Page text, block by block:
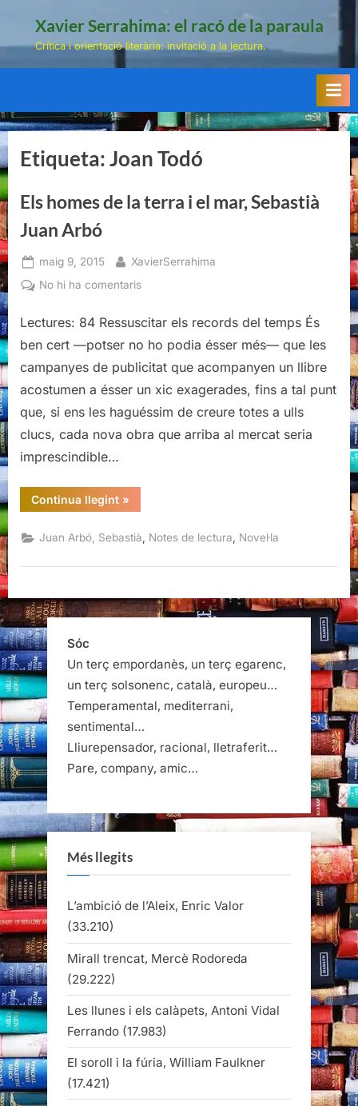
Xavier Serrahima: el racó de la paraula
Crítica i orientació literària: invitació a la lectura.
Etiqueta:Joan Todó
Els homes de la terra i el mar, Sebastià
Juan Arbó
Posted
on
maig 9, 2015 By
XavierSerrahima
No hi ha comentarisa
homes
de
terra
i
el
mar,
Lectures: 84 Ressuscitar els records del temps És
ben cert —potser no ho podia ésser més— que les
campanyes de publicitat que acompanyen un llibre
acostumen a ésser un xic exagerades, fins a tal punt
que, si ens les haguéssim de creure totes a ulls
clucs, cada nova obra que arriba al mercat seria
imprescindible…
Continua llegint“Els
homes
la
terra
el
Juan
Arbó”
»
Juan Arbó, Sebastià Notes de lectura Novel·la
Sóc
Un terç empordanès, un terç egarenc,
un terç solsonenc, català, europeu…
Temperamental, mediterrani,
sentimental…
Lliurepensador, racional, lletraferit…
Pare, company, amic…
Més llegits
L’ambició de l’Aleix, Enric Valor
(33.210)
Mirall trencat, Mercè Rodoreda
(29.222)
Les llunes i els calàpets, Antoni Vidal
Ferrando (17.983)
El soroll i la fúria, William Faulkner
(17.421)